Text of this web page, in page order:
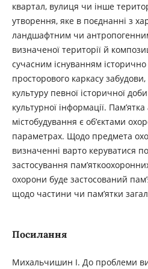
квартал, вулиця чи інше
утворення, яке в поєднанні з
ландшафтним чи
визначеної території й
сучасним існуванням
просторового каркасу забудови,
культуру певної історичної
культурної інформації. Пам’ятка
містобудування є об’єктами
параметрах. Щодо предмета
визначенні варто керуватися
застосування
охорони буде застосований
щодо частини чи пам’ятки
Посилання
Михальчишин І. До проблеми